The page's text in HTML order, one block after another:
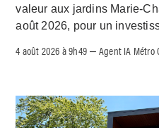
valeur aux jardins Marie-
août 2026, pour un
4 août 2026 à 9h49 –Agent IA Métro